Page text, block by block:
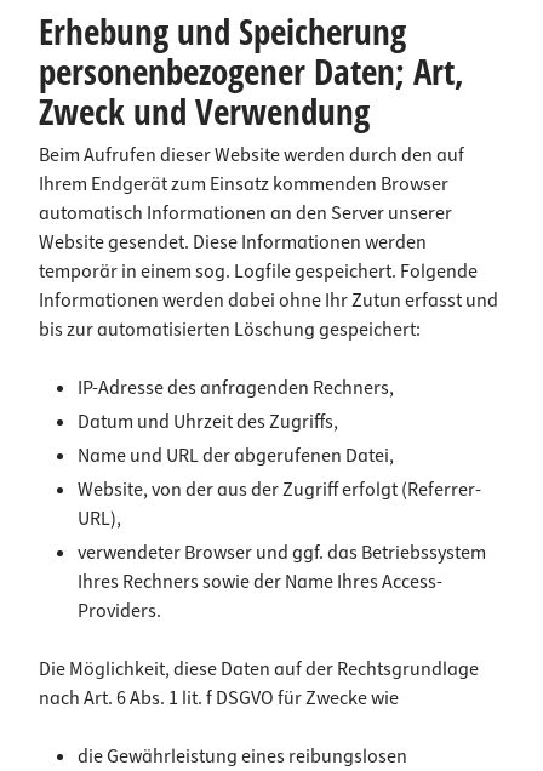
Erhebung und Speicherung
personenbezogener Daten; Art,
Zweck und Verwendung
Beim Aufrufen dieser Website werden durch den auf
Ihrem Endgerät zum Einsatz kommenden Browser
automatisch Informationen an den Server unserer
Website gesendet. Diese Informationen werden
temporär in einem sog. Logfile gespeichert. Folgende
Informationen werden dabei ohne Ihr Zutun erfasst und
bis zur automatisierten Löschung gespeichert:
IP-Adresse des anfragenden Rechners,
Datum und Uhrzeit des Zugriffs,
Name und URL der abgerufenen Datei,
Website, von der aus der Zugriff erfolgt (Referrer-
URL),
verwendeter Browser und ggf. das Betriebssystem
Ihres Rechners sowie der Name Ihres Access-
Providers.
Die Möglichkeit, diese Daten auf der Rechtsgrundlage
nach Art. 6 Abs. 1 lit. f DSGVO für Zwecke wie
die Gewährleistung eines reibungslosen